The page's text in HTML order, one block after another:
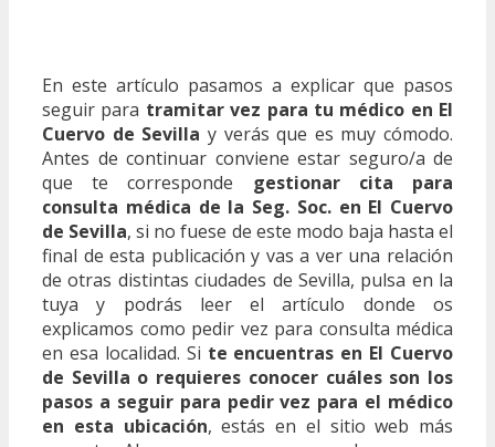
En este artículo pasamos a explicar que pasos
seguir para tramitar vez para tu médico en El
Cuervo de Sevilla y verás que es muy cómodo.
Antes de continuar conviene estar seguro/a de
que te corresponde gestionar cita para
consulta médica de la Seg. Soc. en El Cuervo
de Sevilla, si no fuese de este modo baja hasta el
final de esta publicación y vas a ver una relación
de otras distintas ciudades de Sevilla, pulsa en la
tuya y podrás leer el artículo donde os
explicamos como pedir vez para consulta médica
en esa localidad. Si te encuentras en El Cuervo
de Sevilla o requieres conocer cuáles son los
pasos a seguir para pedir vez para el médico
en esta ubicación, estás en el sitio web más